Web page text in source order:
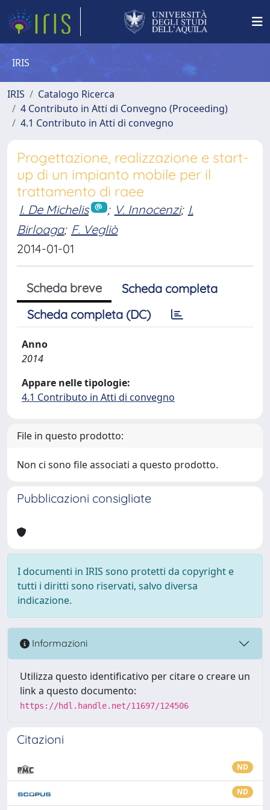
IRIS
IRIS
Catalogo Ricerca
4 Contributo in Atti di Convegno (Proceeding)
4.1 Contributo in Atti di convegno
Progettazione, realizzazione e start-
up di un impianto mobile per il
trattamento di raee
I. De Michelis ; V. Innocenzi; I.
Birloaga; F. Vegliò
2014-01-01
Scheda breve
Scheda completa
Scheda completa (DC)
Anno
2014
Appare nelle tipologie:
4.1 Contributo in Atti di convegno
File in questo prodotto:
Non ci sono file associati a questo prodotto.
Pubblicazioni consigliate
I documenti in IRIS sono protetti da copyright e
tutti i diritti sono riservati, salvo diversa
indicazione.
Informazioni
Utilizza questo identificativo per citare o creare un
link a questo documento:
https://hdl.handle.net/11697/124506
Citazioni
ND
ND